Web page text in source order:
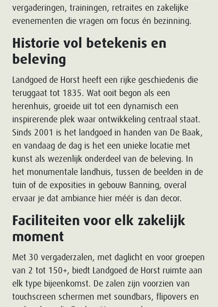
vergaderingen, trainingen, retraites en zakelijke
evenementen die vragen om focus én bezinning.
Historie vol betekenis en
beleving
Landgoed de Horst heeft een rijke geschiedenis die
teruggaat tot 1835. Wat ooit begon als een
herenhuis, groeide uit tot een dynamisch een
inspirerende plek waar ontwikkeling centraal staat.
Sinds 2001 is het landgoed in handen van De Baak,
en vandaag de dag is het een unieke locatie met
kunst als wezenlijk onderdeel van de beleving. In
het monumentale landhuis, tussen de beelden in de
tuin of de exposities in gebouw Banning, overal
ervaar je dat ambiance hier méér is dan decor.
Faciliteiten voor elk zakelijk
moment
Met 30 vergaderzalen, met daglicht en voor groepen
van 2 tot 150+, biedt Landgoed de Horst ruimte aan
elk type bijeenkomst. De zalen zijn voorzien van
touchscreen schermen met soundbars, flipovers en